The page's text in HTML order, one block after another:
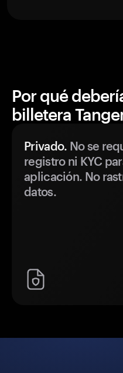
Por qué
billetera
Privado. No se
registro ni KYC
aplicación. No
datos.